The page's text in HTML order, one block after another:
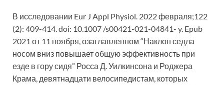
В исследовании Eur J Appl Physiol. 2022 февраля;122
(2): 409-414. doi: 10.1007 /s00421-021-04841- y. Epub
2021 от 11 ноября, озаглавленном “Наклон седла
носом вниз повышает общую эффективность при
езде в гору сидя” Росса Д. Уилкинсона и Роджера
Крама, девятнадцати велосипедистам, которых